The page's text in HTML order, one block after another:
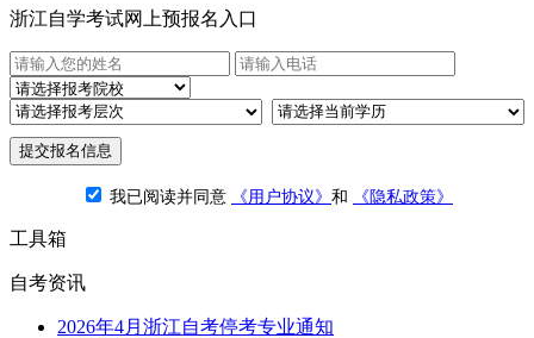
浙江自学考试网上预报名入口
提交报名信息
我已阅读并同意 《用户协议》 和 《隐私政策》
工具箱
自考资讯
2026年4月浙江自考停考专业通知